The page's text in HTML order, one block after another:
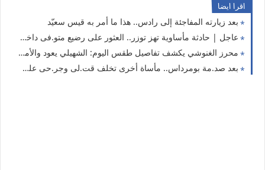
اقرا ايضا
بعد زيارته المفاجئة إلى رادس.. هذا ما أمر به قيس سعيّد
عاجل | حادثة مأساوية تهز توزر.. العثور على رضيع متو.فى داخل كيس بلاستيكي والسلطات تكشف أولى التفاصيل
محرز الغنوشي يكشف تفاصيل طقس اليوم: الشهيلي يعود والأمطار الرعدية تشمل هذه الولايات
بعد صد.مة بومرداس.. مأساة أخرى تخلف قت.لى وجر.حى على طريق باتنة – أدرار